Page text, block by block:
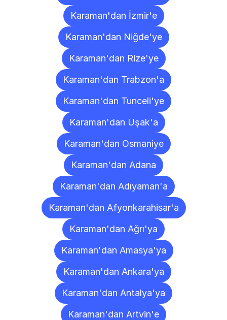
Karaman'dan İzmir'e
Karaman'dan Niğde'ye
Karaman'dan Rize'ye
Karaman'dan Trabzon'a
Karaman'dan Tunceli'ye
Karaman'dan Uşak'a
Karaman'dan Osmaniye
Karaman'dan Adana
Karaman'dan Adıyaman'a
Karaman'dan Afyonkarahisar'a
Karaman'dan Ağrı'ya
Karaman'dan Amasya'ya
Karaman'dan Ankara'ya
Karaman'dan Antalya'ya
Karaman'dan Artvin'e